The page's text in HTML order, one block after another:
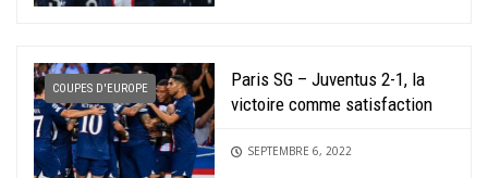
COUPES D'EUROPE
Paris SG – Juventus 2-1, la
victoire comme satisfaction
SEPTEMBRE 6, 2022